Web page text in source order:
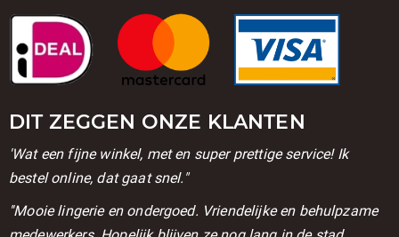
DIT ZEGGEN ONZE KLANTEN
'Wat een fijne winkel, met en super prettige service! Ik
bestel online, dat gaat snel."
''Mooie lingerie en ondergoed. Vriendelijke en behulpzame